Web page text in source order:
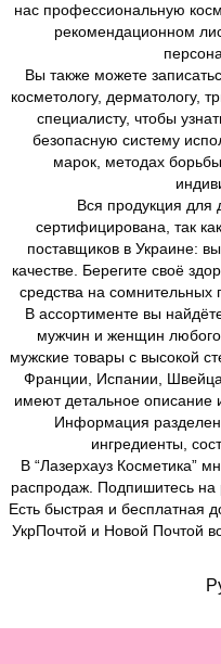
нас профессиональную
рекомендационном
Вы также можете
косметологу, дерматологу,
специалисту, чтобы
безопасную систему
марок, методах
Вся продукция для
сертифицирована, так
поставщиков в Украине:
качестве. Берегите своё
средства на
В ассортименте вы
мужчин и женщин любого
мужские товары с высокой
Франции, Испании,
имеют детальное описание
Информация
ингредиенты,
В “Лазерхауз Косметика”
распродаж. Подпишитесь на
Есть быстрая и бесплатная
УкрПочтой и Новой Почтой